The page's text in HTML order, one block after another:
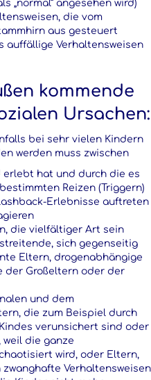
„normal“ angesehen wird)
die vom
aus gesteuert
auffällige Verhaltensweisen
kommende
Ursachen:
bei sehr vielen Kindern
werden muss zwischen
erlebt hat und durch die es
Reizen (Triggern)
Erlebnisse auftreten
die vielfältiger Art sein
sich gegenseitig
Eltern, drogenabhängige
der Großeltern oder der
und dem
die zum Beispiel durch
verunsichert sind oder
die ganze
wird, oder Eltern,
zwanghafte Verhaltensweisen